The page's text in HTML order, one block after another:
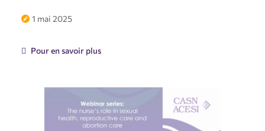
1 mai 2025
Pour en savoir plus